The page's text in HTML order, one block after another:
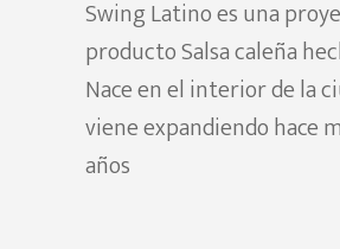
Swing Latino es una
producto Salsa caleña
Nace en el interior de la
viene expandiendo hace
años